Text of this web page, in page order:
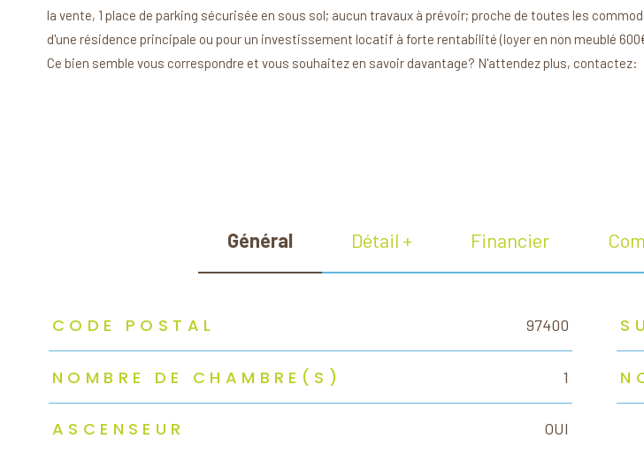
la vente, 1 place de parking sécurisée en sous sol; aucun travaux à prévoir; proche de toutes les
d'une résidence principale ou pour un investissement locatif à forte rentabilité (loyer en non meublé
Ce bien semble vous correspondre et vous souhaitez en savoir davantage? N'attendez plus, contactez:
Général Détail + Financier
TRAD_ZEPHYR_Caracteristique
CODE POSTAL 97400
NOMBRE DE CHAMBRE(S) 1
ASCENSEUR OUI